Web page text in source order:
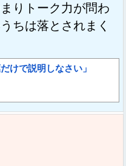
りトーク力が問わ
ちは落とされまく
けで説明しなさい」